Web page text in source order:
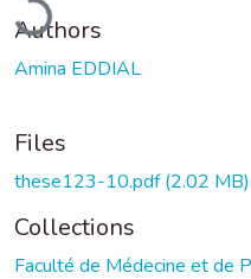
Authors
Amina EDDIAL
Files
these123-10.pdf(2.02 MB)
Collections
Faculté de Médecine et de